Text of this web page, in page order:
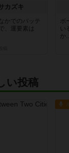
カズキ
かでのバッテ
、運要素は
ボ
い
か
い投稿